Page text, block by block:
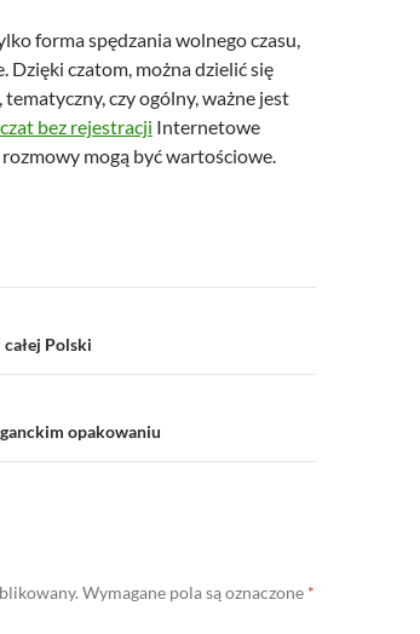
forma spędzania wolnego czasu,
Dzięki czatom, można dzielić się
czy ogólny, ważne jest
bez rejestracji Internetowe
mogą być wartościowe.
Polski
opakowaniu
Wymagane pola są oznaczone *